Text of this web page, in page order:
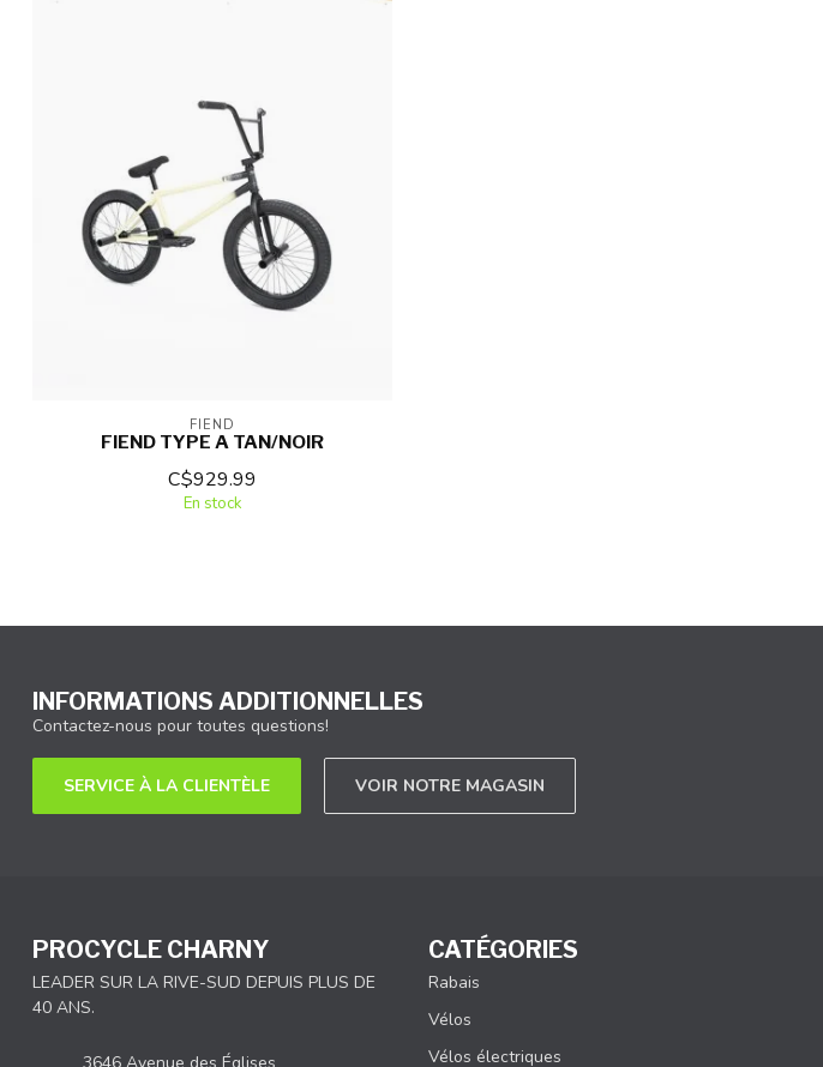
FIEND
FIEND TYPE A TAN/NOIR
C$929.99
En stock
INFORMATIONS ADDITIONNELLES
Contactez-nous pour toutes questions!
SERVICE À LA CLIENTÈLE VOIR NOTRE MAGASIN
PROCYCLE CHARNY
LEADER SUR LA RIVE-SUD DEPUIS PLUS DE
40 ANS.
CATÉGORIES
Rabais
Vélos
Vélos électriques